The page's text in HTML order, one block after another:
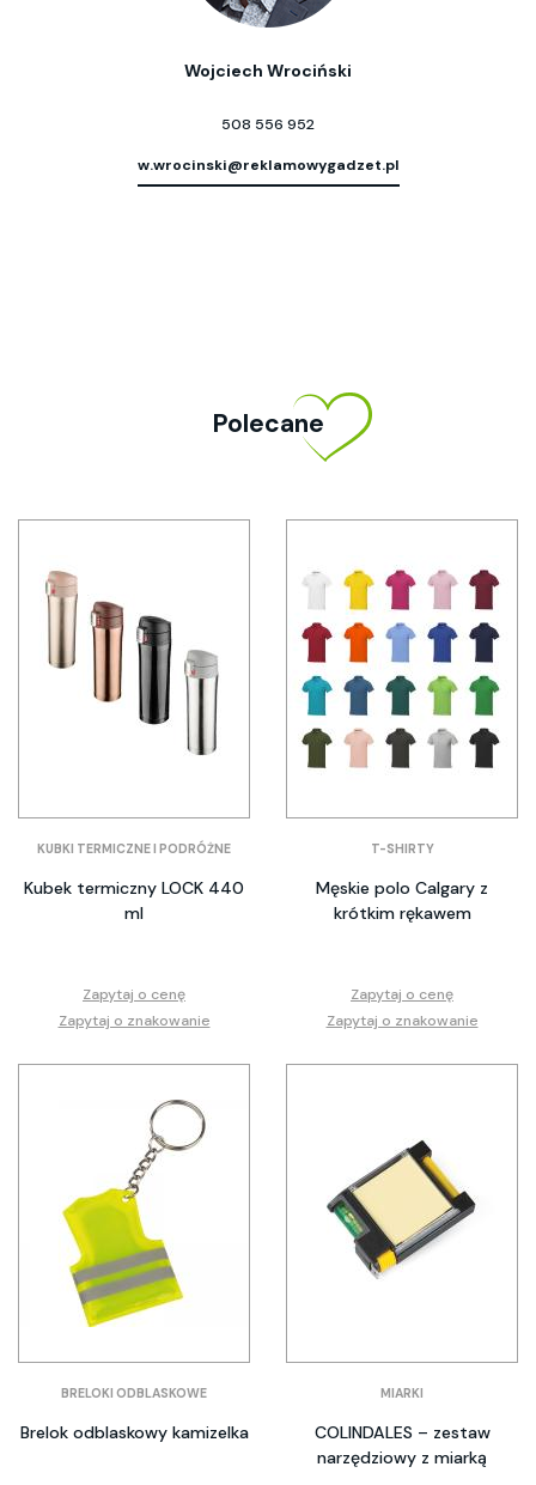
Wojciech Wrociński
508 556 952
w.wrocinski@reklamowygadzet.pl
Polecane
KUBKI TERMICZNE I PODRÓŻNE
Kubek termiczny LOCK 440
ml
Zapytaj o cenę
Zapytaj o znakowanie
T-SHIRTY
Męskie polo Calgary z
krótkim rękawem
Zapytaj o cenę
Zapytaj o znakowanie
BRELOKI ODBLASKOWE
Brelok odblaskowy kamizelka
MIARKI
COLINDALES – zestaw
narzędziowy z miarką